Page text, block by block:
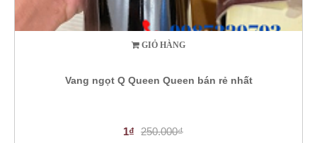
GIỎ HÀNG
Vang ngọt Q Queen Queen bán rẻ nhất
1₫ 250.000₫